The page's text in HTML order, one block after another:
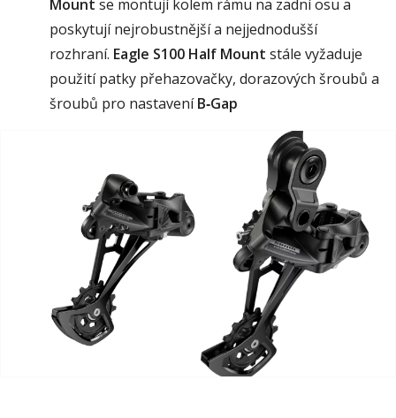
Mount se montují kolem rámu na zadní osu a
poskytují nejrobustnější a nejjednodušší
rozhraní. Eagle S100 Half Mount stále vyžaduje
použití patky přehazovačky, dorazových šroubů a
šroubů pro nastaveníB‑Gap